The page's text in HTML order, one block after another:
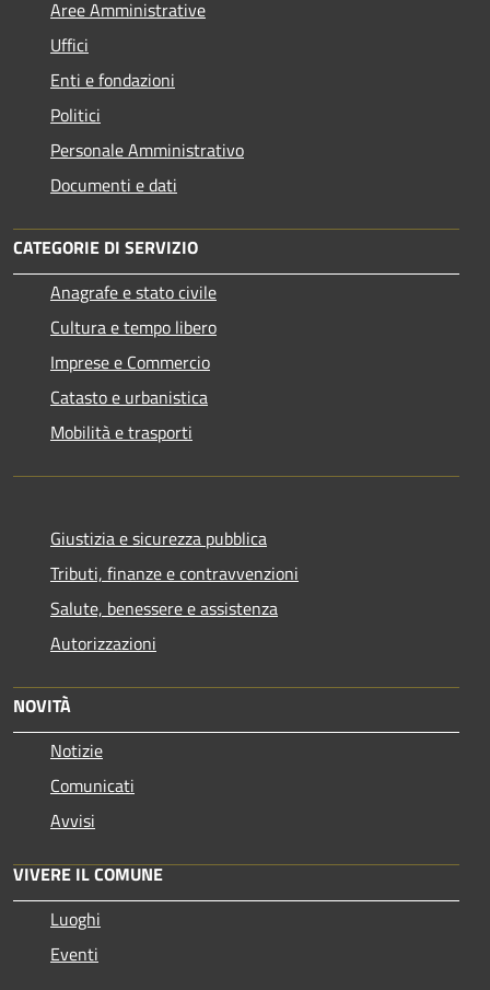
Aree Amministrative
Uffici
Enti e fondazioni
Politici
Personale Amministrativo
Documenti e dati
CATEGORIE DI SERVIZIO
Anagrafe e stato civile
Cultura e tempo libero
Imprese e Commercio
Catasto e urbanistica
Mobilità e trasporti
Giustizia e sicurezza pubblica
Tributi, finanze e contravvenzioni
Salute, benessere e assistenza
Autorizzazioni
NOVITÀ
Notizie
Comunicati
Avvisi
VIVERE IL COMUNE
Luoghi
Eventi